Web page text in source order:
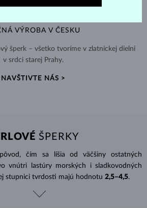
VÝROBA V ČESKU
šperk – všetko tvoríme v zlatníckej dielni
v srdci starej Prahy.
NAVŠTIVTE NÁS >
ŠPERKY
čím sa líšia od väčšiny ostatných
vnútri lastúry morských i sladkovodných
stupnici tvrdosti majú hodnotu 2,5–4,5.